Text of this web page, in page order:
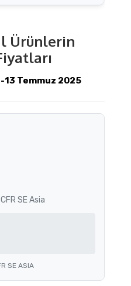
Ürünlerin
13 Temmuz 2025
SE Asia
SE ASIA